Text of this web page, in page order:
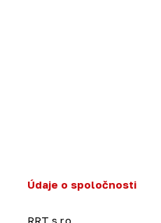
Údaje o spoločnosti
RRT s.r.o.